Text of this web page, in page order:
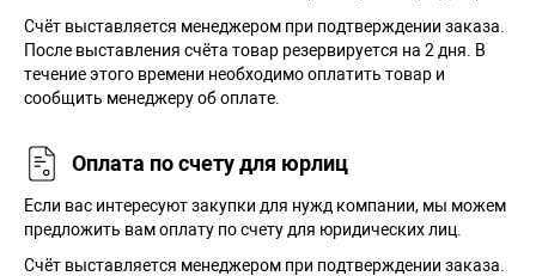
Cчёт выставляется менеджером при подтверждении заказа.
После выставления счёта товар резервируется на 2 дня. В
течение этого времени необходимо оплатить товар и
сообщить менеджеру об оплате.
Оплата по счету для юрлиц
Если вас интересуют закупки для нужд компании, мы можем
предложить вам оплату по счету для юридических лиц.
Счёт выставляется менеджером при подтверждении заказа.